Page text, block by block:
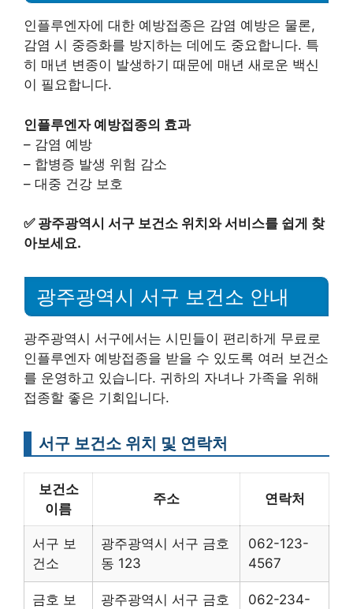
인플루엔자에 대한 예방접종은 감염 예방은 물론,
감염 시 중증화를 방지하는 데에도 중요합니다. 특
히 매년 변종이 발생하기 때문에 매년 새로운 백신
이 필요합니다.
인플루엔자 예방접종의 효과
– 감염 예방
– 합병증 발생 위험 감소
– 대중 건강 보호
✅ 광주광역시 서구 보건소 위치와 서비스를 쉽게 찾
아보세요.
광주광역시 서구 보건소 안내
광주광역시 서구에서는 시민들이 편리하게 무료로
인플루엔자 예방접종을 받을 수 있도록 여러 보건소
를 운영하고 있습니다. 귀하의 자녀나 가족을 위해
접종할 좋은 기회입니다.
서구 보건소 위치 및 연락처
보건소
이름
주소 연락처
서구 보
건소
광주광역시 서구 금호
동 123
062-123-
4567
금호 보 광주광역시 서구 금호 062-234-